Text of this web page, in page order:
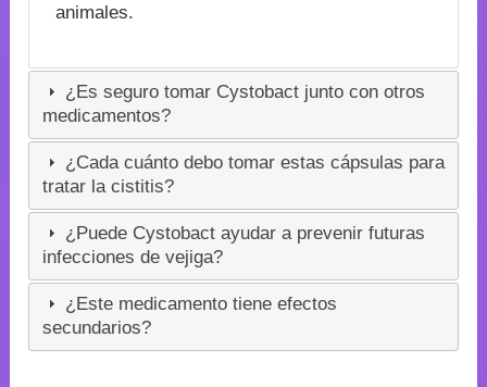
animales.
¿Es seguro tomar Cystobact junto con otros
medicamentos?
¿Cada cuánto debo tomar estas cápsulas para
tratar la cistitis?
¿Puede Cystobact ayudar a prevenir futuras
infecciones de vejiga?
¿Este medicamento tiene efectos
secundarios?